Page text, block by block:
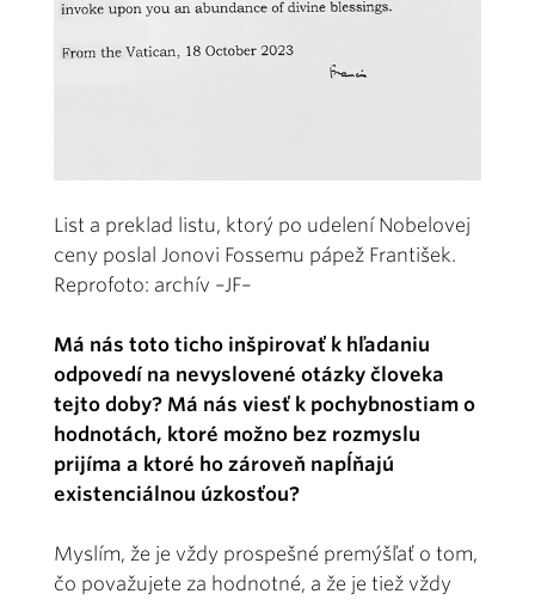
List a preklad listu, ktorý po udelení Nobelovej
ceny poslal Jonovi Fossemu pápež František.
Reprofoto: archív –JF–
Má nás toto ticho inšpirovať k hľadaniu
odpovedí na nevyslovené otázky človeka
tejto doby? Má nás viesť k pochybnostiam o
hodnotách, ktoré možno bez rozmyslu
prijíma a ktoré ho zároveň napĺňajú
existenciálnou úzkosťou?
Myslím, že je vždy prospešné premýšľať o tom,
čo považujete za hodnotné, a že je tiež vždy